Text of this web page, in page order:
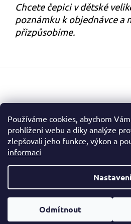
Používáme cookies, abychom
prohlížení webu a díky analýze
zlepšovali jeho funkce, výkon a
informací
Nastavení
Odmítnout
Chcete čepici v dětské
poznámku k objednávce a
přizpůsobíme.
Z
a
Facebook
Vytvořil
Copyright 2026Kulichy.net .